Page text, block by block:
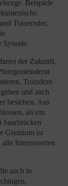
Beispiele
Trauernder,
Synode.
der Zukunft.
Trotzdem
und auch
bestehen. Aus
als ein
Saarbrücken
Gremium ist
Interessierten
auch in